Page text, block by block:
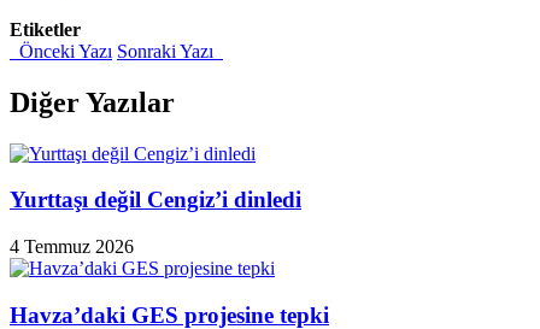
Etiketler
Önceki Yazı Sonraki Yazı
Diğer Yazılar
Yurttaşı değil Cengiz’i dinledi
4 Temmuz 2026
Havza’daki GES projesine tepki